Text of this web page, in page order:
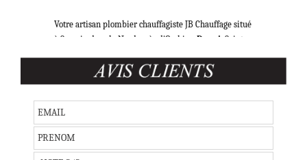
Votre artisan plombier chauffagiste JB Chauffage situé
à Somain dans le Nord, près d'Orchies, Douai , Saint-
intervient chez vous pourtous vos travaux de
chauffage et plomberie!
Contactez votreplombier chauffagiste dans le
Nord